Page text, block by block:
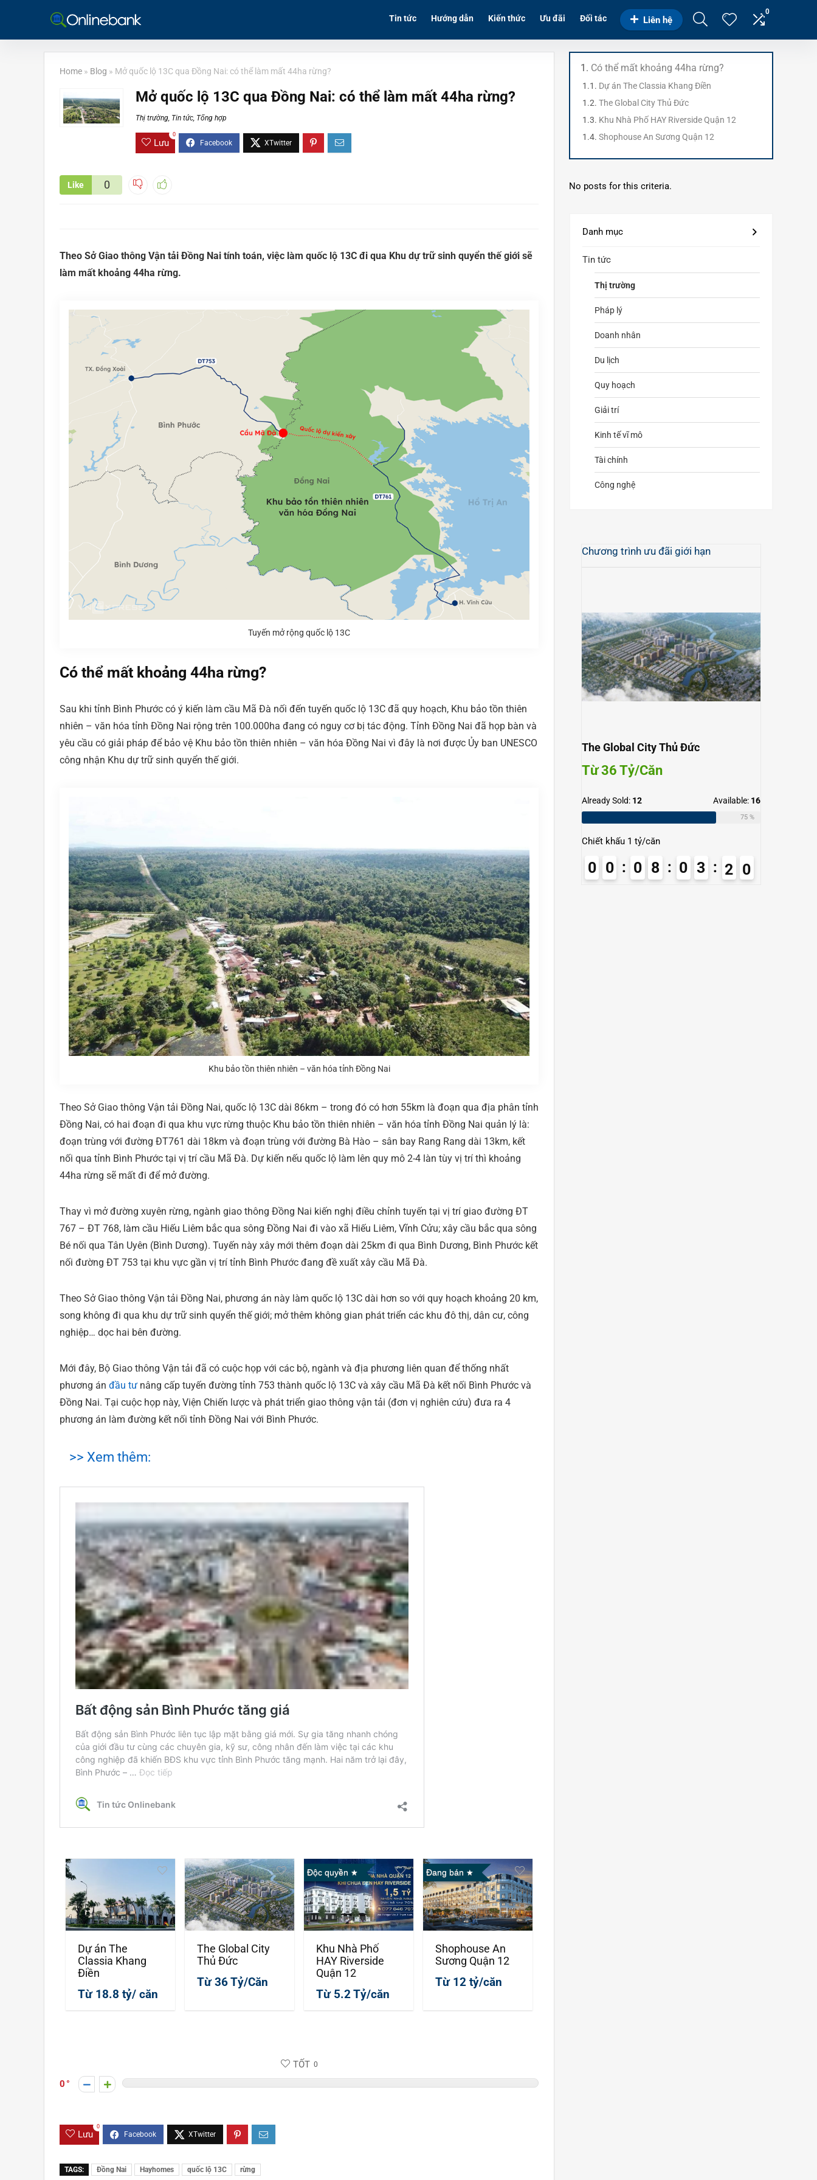
Tin tức Hướng dẫn Kiến thức Ưu đãi Đối tác Liên hệ
0
Home » Blog » Mở quốc lộ 13C qua Đồng Nai: có thể làm mất 44ha rừng?
Mở quốc lộ 13C qua Đồng Nai: có thể làm mất 44ha rừng?
Thị trường, Tin tức, Tổng hợp
Lưu
0
Like 0
Theo Sở Giao thông Vận tải Đồng Nai tính toán, việc làm quốc lộ 13C đi qua Khu dự trữ sinh quyển thế giới sẽ
làm mất khoảng 44ha rừng.
Tuyến mở rộng quốc lộ 13C
Có thể mất khoảng 44ha rừng?
Sau khi tỉnh Bình Phước có ý kiến làm cầu Mã Đà nối đến tuyến quốc lộ 13C đã quy hoạch, Khu bảo tồn thiên
nhiên – văn hóa tỉnh Đồng Nai rộng trên 100.000ha đang có nguy cơ bị tác động. Tỉnh Đồng Nai đã họp bàn và
yêu cầu có giải pháp để bảo vệ Khu bảo tồn thiên nhiên – văn hóa Đồng Nai vì đây là nơi được Ủy ban UNESCO
công nhận Khu dự trữ sinh quyển thế giới.
Khu bảo tồn thiên nhiên – văn hóa tỉnh Đồng Nai
Theo Sở Giao thông Vận tải Đồng Nai, quốc lộ 13C dài 86km – trong đó có hơn 55km là đoạn qua địa phân tỉnh
Đồng Nai, có hai đoạn đi qua khu vực rừng thuộc Khu bảo tồn thiên nhiên – văn hóa tỉnh Đồng Nai quản lý là:
đoạn trùng với đường ĐT761 dài 18km và đoạn trùng với đường Bà Hào – sân bay Rang Rang dài 13km, kết
nối qua tỉnh Bình Phước tại vị trí cầu Mã Đà. Dự kiến nếu quốc lộ làm lên quy mô 2-4 làn tùy vị trí thì khoảng
44ha rừng sẽ mất đi để mở đường.
Thay vì mở đường xuyên rừng, ngành giao thông Đồng Nai kiến nghị điều chỉnh tuyến tại vị trí giao đường ĐT
767 – ĐT 768, làm cầu Hiếu Liêm bắc qua sông Đồng Nai đi vào xã Hiếu Liêm, Vĩnh Cửu; xây cầu bắc qua sông
Bé nối qua Tân Uyên (Bình Dương). Tuyến này xây mới thêm đoạn dài 25km đi qua Bình Dương, Bình Phước kết
nối đường ĐT 753 tại khu vực gần vị trí tỉnh Bình Phước đang đề xuất xây cầu Mã Đà.
Theo Sở Giao thông Vận tải Đồng Nai, phương án này làm quốc lộ 13C dài hơn so với quy hoạch khoảng 20 km,
song không đi qua khu dự trữ sinh quyển thế giới; mở thêm không gian phát triển các khu đô thị, dân cư, công
nghiệp… dọc hai bên đường.
Mới đây, Bộ Giao thông Vận tải đã có cuộc họp với các bộ, ngành và địa phương liên quan để thống nhất
phương án đầu tư nâng cấp tuyến đường tỉnh 753 thành quốc lộ 13C và xây cầu Mã Đà kết nối Bình Phước và
Đồng Nai. Tại cuộc họp này, Viện Chiến lược và phát triển giao thông vận tải (đơn vị nghiên cứu) đưa ra 4
phương án làm đường kết nối tỉnh Đồng Nai với Bình Phước.
>> Xem thêm:
Dự án The
Classia Khang
Điền
Từ 18.8 tỷ/ căn
The Global City
Thủ Đức
Từ 36 Tỷ/Căn
Độc quyền
Khu Nhà Phố
HAY Riverside
Quận 12
Từ 5.2 Tỷ/căn
Đang bán
Shophouse An
Sương Quận 12
Từ 12 tỷ/căn
TỐT 0
0
Lưu
0
TAGS: Đồng Nai Hayhomes quốc lộ 13C rừng
Có thể mất khoảng 44ha rừng?
Dự án The Classia Khang Điền
The Global City Thủ Đức
Khu Nhà Phố HAY Riverside Quận 12
Shophouse An Sương Quận 12
No posts for this criteria.
Danh mục
Tin tức
Thị trường
Pháp lý
Doanh nhân
Du lịch
Quy hoạch
Giải trí
Kinh tế vĩ mô
Tài chính
Công nghệ
Chương trình ưu đãi giới hạn
The Global City Thủ Đức
Từ 36 Tỷ/Căn
Already Sold: 12 Available: 16
75 %
Chiết khấu 1 tỷ/căn
0 0 0 8 0 3 1 8
9